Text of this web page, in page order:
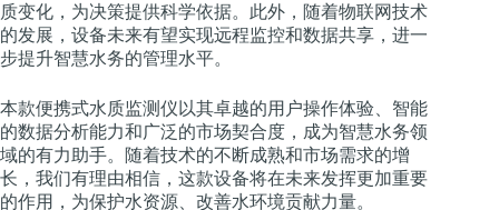
质变化，为决策提供科学依据。此外，随着物联网技术
的发展，设备未来有望实现远程监控和数据共享，进一
步提升智慧水务的管理水平。
本款便携式水质监测仪以其卓越的用户操作体验、智能
的数据分析能力和广泛的市场契合度，成为智慧水务领
域的有力助手。随着技术的不断成熟和市场需求的增
长，我们有理由相信，这款设备将在未来发挥更加重要
的作用，为保护水资源、改善水环境贡献力量。